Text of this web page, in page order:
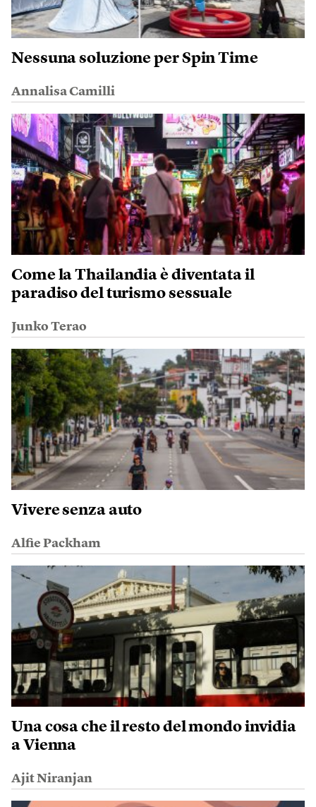
Nessuna soluzione per Spin Time
Annalisa Camilli
Come la Thailandia è diventata il
paradiso del turismo sessuale
Junko Terao
Vivere senza auto
Alfie Packham
Una cosa che il resto del mondo invidia
a Vienna
Ajit Niranjan